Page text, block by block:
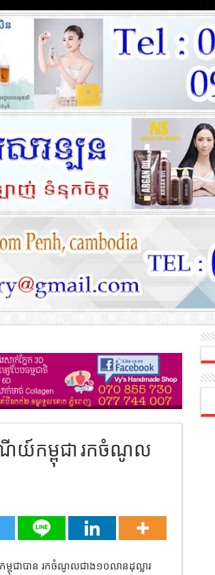
ណីយ៍កម្ពុជា រកចំណូល
ម្ពុជាបាន រកចំណូល​ជាង១០លានដុល្លារ